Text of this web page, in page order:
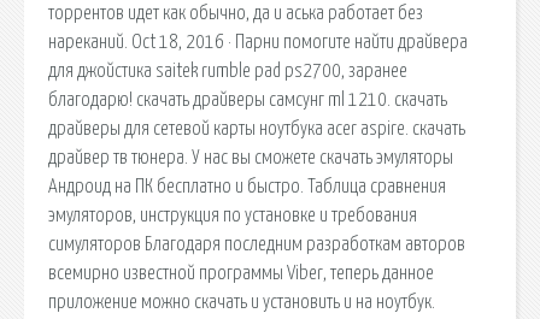
торрентов идет как обычно, да и аська работает без
нареканий. Oct 18, 2016 · Парни помогите найти драйвера
для джойстика saitek rumble pad ps2700, заранее
благодарю! скачать драйверы самсунг ml 1210. скачать
драйверы для сетевой карты ноутбука acer aspire. скачать
драйвер тв тюнера. У нас вы сможете скачать эмуляторы
Андроид на ПК бесплатно и быстро. Таблица сравнения
эмуляторов, инструкция по установке и требования
симуляторов Благодаря последним разработкам авторов
всемирно известной программы Viber, теперь данное
приложение можно скачать и установить и на ноутбук.